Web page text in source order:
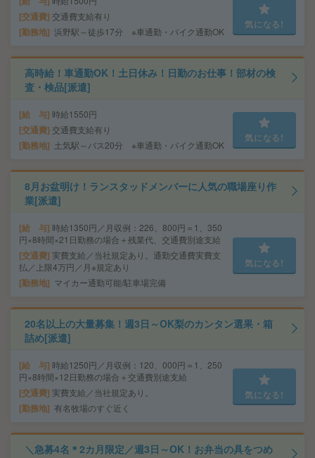
交通費 交通費支給有り
勤務地 浜野駅～徒歩17分 ※車通勤・バイク通勤OK
気になる!
高時給！車通勤OK！土日休み！日勤のお仕事！部材の検
査・検品[派遣]
給 与 時給1550円
交通費 交通費支給有り
勤務地 土気駅～バス20分 ※車通勤・バイク通勤OK
気になる!
8月お盆明け！ランスタッドメンバーに人気の職場座り作
業[派遣]
給 与 時給1350円／月収例：226、800円＝1、350
円×8時間×21日勤務の場合＋残業代、交通費別途支給
交通費 実費支給／当社規定あり。通勤交通費実費支
払／上限4万円／月※規定あり
勤務地 マイカー通勤可能/駐車場完備
気になる!
20名以上の大量募集！週3日～OK梨のカンタン選果・箱
詰め[派遣]
給 与 時給1250円／月収例：120、000円＝1、250
円×8時間×12日勤務の場合＋交通費別途支給
交通費 実費支給／当社規定あり。
勤務地 有名牧場のすぐ近く
気になる!
＼急募4名＊2カ月限定／週3日～OK！お弁当の具をつめ